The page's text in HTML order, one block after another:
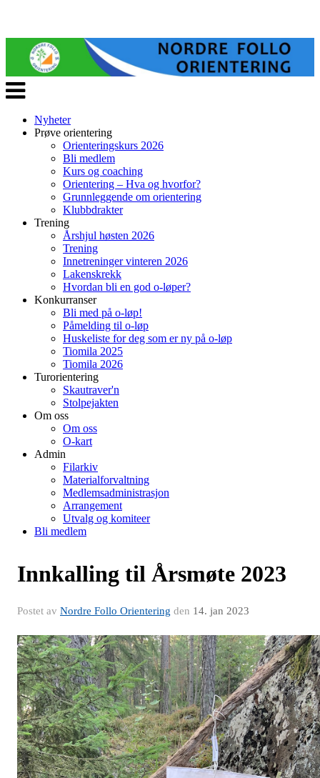
Veksle
navigasjon
Nyheter
Prøve orientering
Orienteringskurs 2026
Bli medlem
Kurs og coaching
Orientering – Hva og hvorfor?
Grunnleggende om orientering
Klubbdrakter
Trening
Årshjul høsten 2026
Trening
Innetreninger vinteren 2026
Lakenskrekk
Hvordan bli en god o-løper?
Konkurranser
Bli med på o-løp!
Påmelding til o-løp
Huskeliste for deg som er ny på o-løp
Tiomila 2025
Tiomila 2026
Turorientering
Skautraver'n
Stolpejakten
Om oss
Om oss
O-kart
Admin
Filarkiv
Materialforvaltning
Medlemsadministrasjon
Arrangement
Utvalg og komiteer
Bli medlem
Innkalling til Årsmøte 2023
Postet av Nordre Follo Orientering den 14. jan 2023